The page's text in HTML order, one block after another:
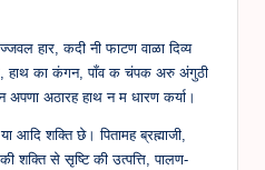
हार, कदी नी फाटण वाळा दिव्य
हाथ का कंगन, पाँव क चंपक अरु अंगुठी
अठारह हाथ न म धारण कर्या।
आदि शक्ति छे। पितामह ब्रह्माजी,
शक्ति से सृष्टि की उत्पत्ति, पालण-